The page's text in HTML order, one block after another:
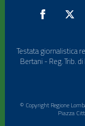
Testata giornalistica
Bertani - Reg. Trib.
© Copyright Regione
Piazza